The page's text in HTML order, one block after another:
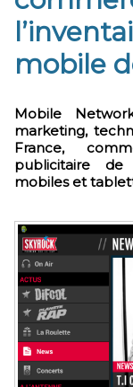
mobile
Mobile
marketing,
France,
publicitaire de
mobiles et